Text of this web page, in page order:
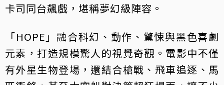
卡司同台飆戲，堪稱夢幻級陣容。
「HOPE」融合科幻、動作、驚悚與黑色喜劇
元素，打造規模驚人的視覺奇觀。電影中不僅
有外星生物登場，還結合槍戰、飛車追逐、馬